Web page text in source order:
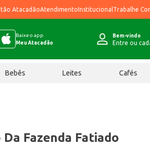
AtacadãoAtendimentoInstitucional Trabalhe
Baixe o app
Meu Atacadão
Bem-vindo
Entre ou
Bebês Leites Cafés
Fazenda Fatiado